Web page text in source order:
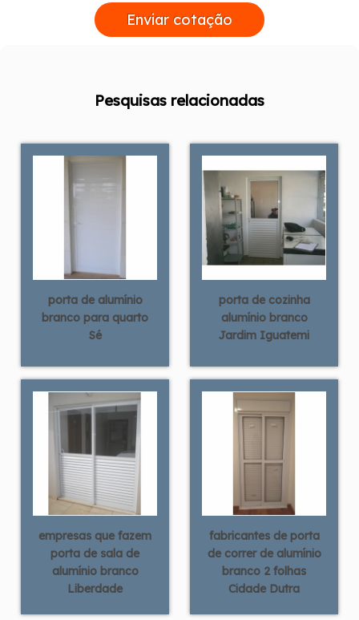
Enviar cotação
Pesquisas relacionadas
porta de alumínio
branco para quarto
Sé
porta de cozinha
alumínio branco
Jardim Iguatemi
empresas que fazem
porta de sala de
alumínio branco
Liberdade
fabricantes de porta
de correr de alumínio
branco 2 folhas
Cidade Dutra